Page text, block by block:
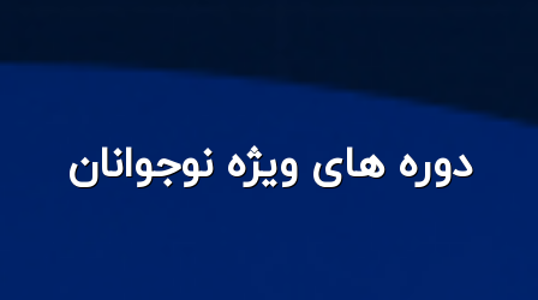
دوره های ویژه نوجوانان